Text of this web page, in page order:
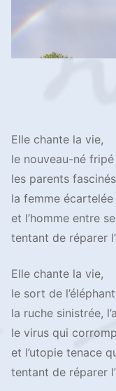
Elle chante la vie,
le nouveau-né
les parents
la femme
et l’homme entre
tentant de réparer
Elle chante la vie,
le sort de
la ruche sinistrée,
le virus qui
et l’utopie tenace
tentant de réparer